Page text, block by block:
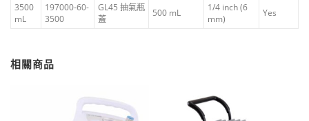
3500
mL
197000-60-
3500
GL45 抽氣瓶
蓋
500 mL
1/4 inch (6
mm)
Yes
相關商品